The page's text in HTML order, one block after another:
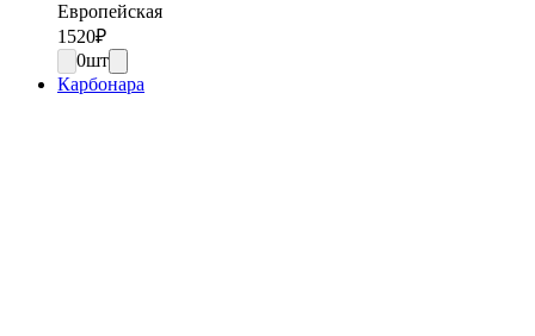
Европейская
1520₽
0шт
Карбонара